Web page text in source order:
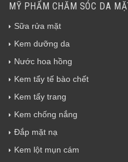
MỸ PHẨM CHĂM SÓC DA
Sữa rửa mặt
Kem dưỡng da
Nước hoa hồng
Kem tẩy tế bào chết
Kem tẩy trang
Kem chống nắng
Đắp mặt nạ
Kem lột mụn cám